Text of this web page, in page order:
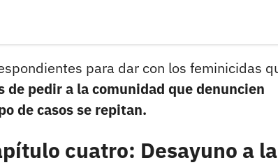
para dar con los feminicidas
de pedir a la comunidad que denuncien
de casos se repitan.
cuatro: Desayuno a la